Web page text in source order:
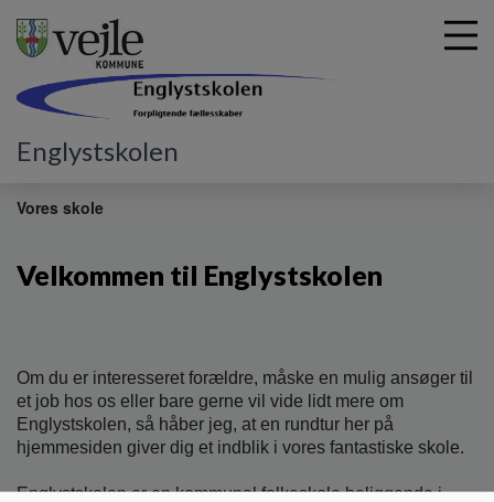
Englystskolen
Vores skole
Velkommen til Englystskolen
Om du er interesseret forældre, måske en mulig ansøger til
et job hos os eller bare gerne vil vide lidt mere om
Englystskolen, så håber jeg, at en rundtur her på
hjemmesiden giver dig et indblik i vores fantastiske skole.
Englystskolen er en kommunal folkeskole beliggende i